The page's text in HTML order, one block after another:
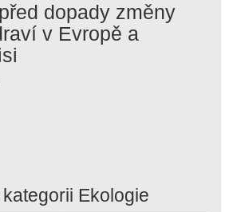
dopady změny
v Evropě a
Ekologie